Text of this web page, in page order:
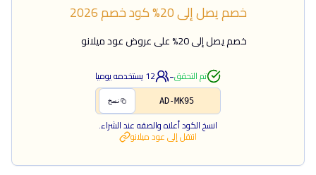
خصم يصل إلى 20% كود خصم2026
خصم يصل إلى 20% على عروض عود ميلانو
تم التحقق-
12يستخدمه يوميا
AD-MK95 نسخ
انسخ الكود أعلاه والصقه عند الشراء.
انتقل إلىعود ميلانو